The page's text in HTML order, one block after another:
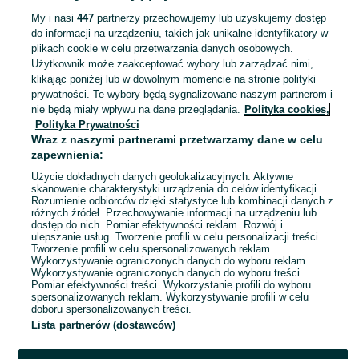
85,27 zł z Pakietem Ochronnym
Stargard
04 sierpnia 2026
Uniwersalny Szary Wełna
oryginalna metki nowa tanio
Stargard
04 sierpnia 2026
Uniwersalny
1 2 3 ... 10
My i nasi 447partnerzy przechowujemy lub uzyskujemy dostęp
do informacji na urządzeniu, takich jak unikalne identyfikatory w
plikach cookie w celu przetwarzania danych osobowych.
Użytkownik może zaakceptować wybory lub zarządzać nimi,
klikając poniżej lub w dowolnym momencie na stronie polityki
prywatności. Te wybory będą sygnalizowane naszym partnerom i
nie będą miały wpływu na dane przeglądania. Polityka cookies,
Polityka Prywatności
Wraz z naszymi partnerami przetwarzamy dane w celu
zapewnienia:
Użycie dokładnych danych geolokalizacyjnych. Aktywne
skanowanie charakterystyki urządzenia do celów identyfikacji.
Rozumienie odbiorców dzięki statystyce lub kombinacji danych z
różnych źródeł. Przechowywanie informacji na urządzeniu lub
dostęp do nich. Pomiar efektywności reklam. Rozwój i
ulepszanie usług. Tworzenie profili w celu personalizacji treści.
Tworzenie profili w celu spersonalizowanych reklam.
Wykorzystywanie ograniczonych danych do wyboru reklam.
Wykorzystywanie ograniczonych danych do wyboru treści.
Pomiar efektywności treści. Wykorzystanie profili do wyboru
spersonalizowanych reklam. Wykorzystywanie profili w celu
doboru spersonalizowanych treści.
Lista partnerów (dostawców)